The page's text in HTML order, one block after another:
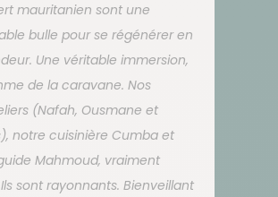
mauritanien sont une
bulle pour se régénérer en
Une véritable immersion,
de la caravane. Nos
(Nafah, Ousmane et
notre cuisinière Cumba et
Mahmoud, vraiment
sont rayonnants. Bienveillant